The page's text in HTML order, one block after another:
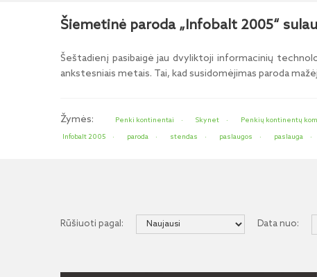
Šiemetinė paroda „Infobalt 2005“
Šeštadienį pasibaigė jau dvyliktoji informacinių
ankstesniais metais. Tai, kad susidomėjimas paroda
Žymės: Penki kontinentai Skynet Penkių kontinentų
Infobalt 2005
paroda stendas paslaugos paslauga
Rūšiuoti pagal: Data nuo: